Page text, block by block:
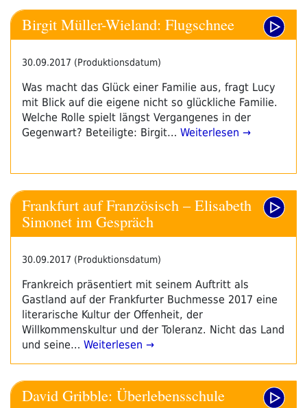
Birgit Müller-Wieland: Flugschnee
30.09.2017 (Produktionsdatum)
Was macht das Glück einer Familie aus, fragt Lucy
mit Blick auf die eigene nicht so glückliche Familie.
Welche Rolle spielt längst Vergangenes in der
Gegenwart? Beteiligte: Birgit… Weiterlesen →
Frankfurt auf Französisch – Elisabeth
Simonet im Gespräch
30.09.2017 (Produktionsdatum)
Frankreich präsentiert mit seinem Auftritt als
Gastland auf der Frankfurter Buchmesse 2017 eine
literarische Kultur der Offenheit, der
Willkommenskultur und der Toleranz. Nicht das Land
und seine… Weiterlesen →
David Gribble: Überlebensschule